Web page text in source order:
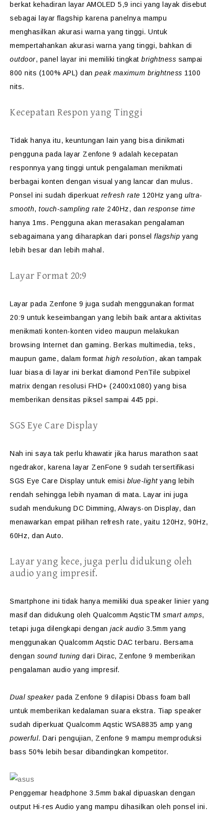
berkat kehadiran layar AMOLED 5,9 inci yang layak disebut
sebagai layar flagship karena panelnya mampu
menghasilkan akurasi warna yang tinggi. Untuk
mempertahankan akurasi warna yang tinggi, bahkan di
outdoor, panel layar ini memiliki tingkat brightness sampai
800 nits (100% APL) dan peak maximum brightness 1100
nits.
Kecepatan Respon yang Tinggi
Tidak hanya itu, keuntungan lain yang bisa dinikmati
pengguna pada layar Zenfone 9 adalah kecepatan
responnya yang tinggi untuk pengalaman menikmati
berbagai konten dengan visual yang lancar dan mulus.
Ponsel ini sudah diperkuat refresh rate 120Hz yang ultra-
smooth, touch-sampling rate 240Hz, dan response time
hanya 1ms. Pengguna akan merasakan pengalaman
sebagaimana yang diharapkan dari ponsel flagship yang
lebih besar dan lebih mahal.
Layar Format 20:9
Layar pada Zenfone 9 juga sudah menggunakan format
20:9 untuk keseimbangan yang lebih baik antara aktivitas
menikmati konten-konten video maupun melakukan
browsing Internet dan gaming. Berkas multimedia, teks,
maupun game, dalam format high resolution, akan tampak
luar biasa di layar ini berkat diamond PenTile subpixel
matrix dengan resolusi FHD+ (2400x1080) yang bisa
memberikan densitas piksel sampai 445 ppi.
SGS Eye Care Display
Nah ini saya tak perlu khawatir jika harus marathon saat
ngedrakor, karena layar ZenFone 9 sudah tersertifikasi
SGS Eye Care Display untuk emisi blue-lightyang lebih
rendah sehingga lebih nyaman di mata. Layar ini juga
sudah mendukung DC Dimming, Always-on Display, dan
menawarkan empat pilihan refresh rate, yaitu 120Hz, 90Hz,
60Hz, dan Auto.
Layar yang kece, juga perlu didukung oleh
audio yang impresif.
Smartphone ini tidak hanya memiliki dua speaker linier yang
masif dan didukung oleh Qualcomm AqsticTM smart amps,
tetapi juga dilengkapi dengan jack audio 3.5mm yang
menggunakan Qualcomm Aqstic DAC terbaru. Bersama
dengan sound tuning dari Dirac, Zenfone 9 memberikan
pengalaman audio yang impresif.
Dual speaker pada Zenfone 9 dilapisi Dbass foam ball
untuk memberikan kedalaman suara ekstra. Tiap speaker
sudah diperkuat Qualcomm Aqstic WSA8835 amp yang
powerful. Dari pengujian, Zenfone 9 mampu memproduksi
bass 50% lebih besar dibandingkan kompetitor.
Penggemar headphone 3.5mm bakal dipuaskan dengan
output Hi-res Audio yang mampu dihasilkan oleh ponsel ini.